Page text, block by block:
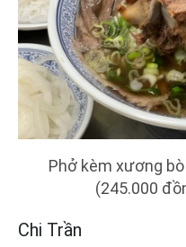
Phở kèm xương
(245.000
Chi Trần